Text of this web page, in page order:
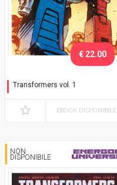
Transformers vol. 1
€ 22.00
EBOOK DISPONIBILE
NON
DISPONIBILE